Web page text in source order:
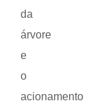
da
árvore
e
o
acionamento